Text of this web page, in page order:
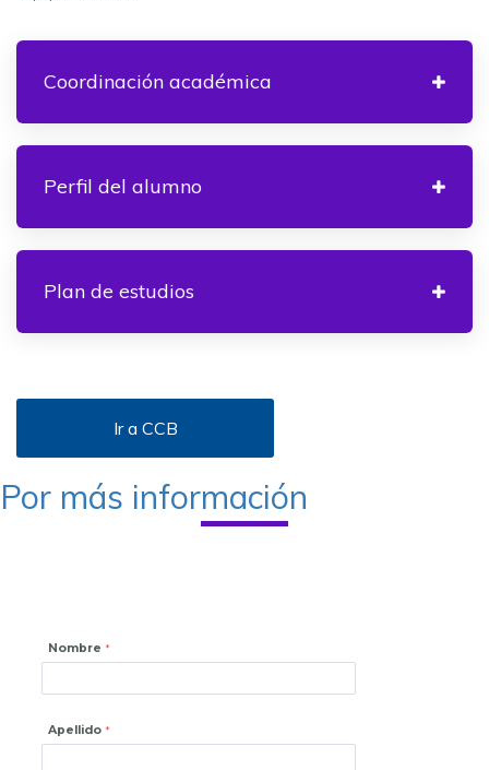
Coordinación académica
Perfil del alumno
Plan de estudios
Ir a CCB
Por más información
Nombre
Apellido